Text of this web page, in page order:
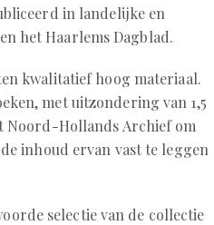
in landelijke en
het Haarlems Dagblad.
kwalitatief hoog materiaal.
met uitzondering van 1,5
Noord-Hollands Archief om
inhoud ervan vast te leggen
selectie van de collectie